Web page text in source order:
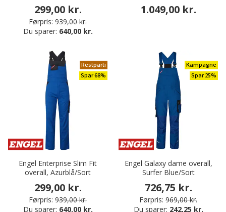
299,00 kr.
Førpris: 939,00 kr.
Du sparer: 640,00 kr.
1.049,00 kr.
Restparti
Spar 68%
Engel Enterprise Slim Fit
overall, Azurblå/Sort
299,00 kr.
Førpris: 939,00 kr.
Du sparer: 640,00 kr.
Kampagne
Spar 25%
Engel Galaxy dame overall,
Surfer Blue/Sort
726,75 kr.
Førpris: 969,00 kr.
Du sparer: 242,25 kr.